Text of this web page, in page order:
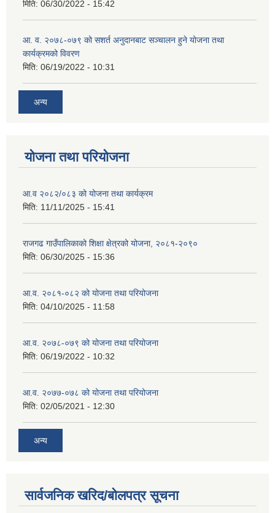
मिति: 06/30/2022 - 15:42
आ. व. २०७८-०७९ को सशर्त अनुदानबाट सञ्चालन हुने योजना तथा
कार्यक्रमको विवरण
मिति: 06/19/2022 - 10:31
अन्य
योजना तथा परियोजना
आ.व २०८२/०८३ को योजना तथा कार्यक्रम
मिति: 11/11/2025 - 15:41
राजगढ गाउँपालिकाको शिक्षा क्षेत्रको योजना, २०८१-२०९०
मिति: 06/30/2025 - 15:36
आ.व. २०८१-०८२ को योजना तथा परियोजना
मिति: 04/10/2025 - 11:58
आ.व. २०७८-०७९ को योजना तथा परियोजना
मिति: 06/19/2022 - 10:32
आ.व. २०७७-०७८ को योजना तथा परियोजना
मिति: 02/05/2021 - 12:30
अन्य
सार्वजनिक खरिद/बोलपत्र सूचना